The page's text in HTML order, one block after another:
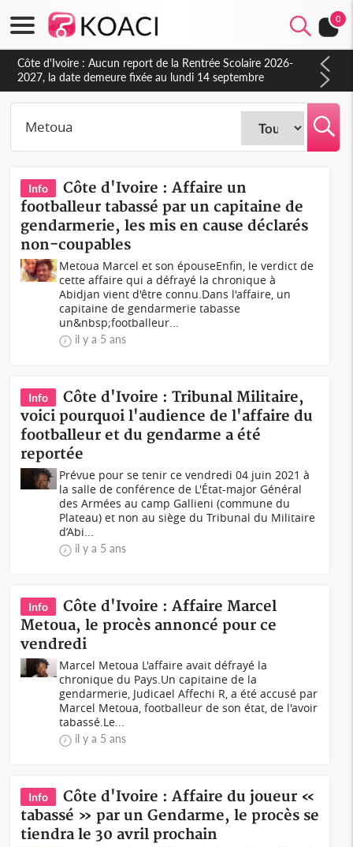
0
Côte d'Ivoire : Aucun report de la Rentrée Scolaire 2026-
2027, la date demeure fixée au lundi 14 septembre
(Ministère)
Info
Côte d'Ivoire : Affaire un
footballeur tabassé par un capitaine de
gendarmerie, les mis en cause déclarés
non-coupables
Metoua Marcel et son épouseEnfin, le verdict de
cette affaire qui a défrayé la chronique à
Abidjan vient d'être connu.Dans l'affaire, un
capitaine de gendarmerie tabasse
un&nbsp;footballeur...
il y a 5 ans
Info
Côte d'Ivoire : Tribunal Militaire,
voici pourquoi l'audience de l'affaire du
footballeur et du gendarme a été
reportée
Prévue pour se tenir ce vendredi 04 juin 2021 à
la salle de conférence de L'État-major Général
des Armées au camp Gallieni (commune du
Plateau) et non au siège du Tribunal du Militaire
d’Abi...
il y a 5 ans
Info
Côte d'Ivoire : Affaire Marcel
Metoua, le procès annoncé pour ce
vendredi
Marcel Metoua L'affaire avait défrayé la
chronique du Pays.Un capitaine de la
gendarmerie, Judicael Affechi R, a été accusé par
Marcel Metoua, footballeur de son état, de l'avoir
tabassé.Le...
il y a 5 ans
Info
Côte d'Ivoire : Affaire du joueur «
tabassé » par un Gendarme, le procès se
tiendra le 30 avril prochain